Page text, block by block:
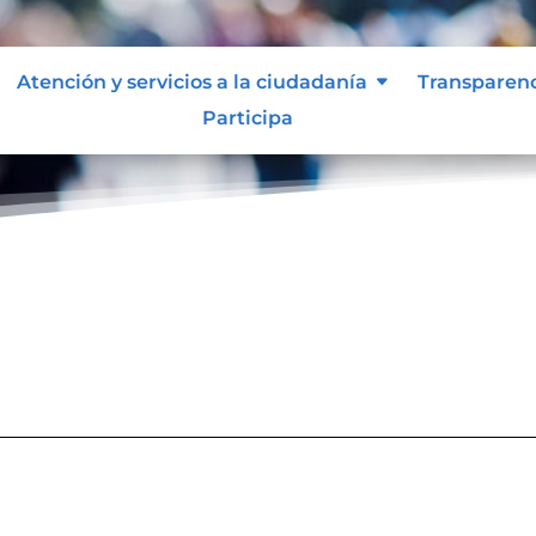
Atención y servicios a la ciudadanía
Participa